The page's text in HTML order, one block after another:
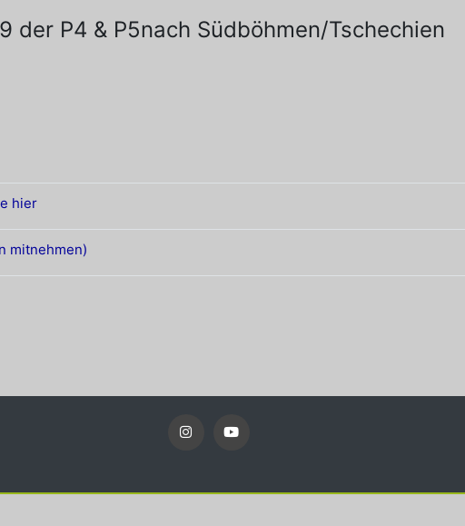
der P4 & P5nach Südböhmen/Tschechien
hier
mitnehmen)